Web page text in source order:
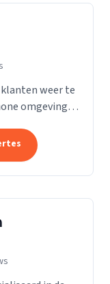
weer te
omgeving.
uw...